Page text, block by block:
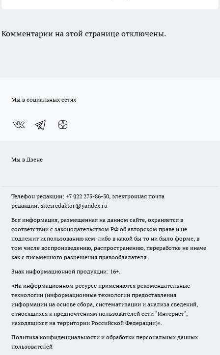
Комментарии на этой странице отключены.
Мы в социальных сетях
Мы в Дзене
Телефон редакции: +7 922 275-86-30, электронная почта
редакции: sitesredaktor@yandex.ru
Вся информация, размещенная на данном сайте, охраняется в
соответствии с законодательством РФ об авторском праве и не
подлежит использованию кем-либо в какой бы то ни было форме, в
том числе воспроизведению, распространению, переработке не иначе
как с письменного разрешения правообладателя.
Знак информационной продукции: 16+.
«На информационном ресурсе применяются рекомендательные
технологии (информационные технологии предоставления
информации на основе сбора, систематизации и анализа сведений,
относящихся к предпочтениям пользователей сети "Интернет",
находящихся на территории Российской Федерации)».
Политика конфиденциальности и обработки персональных данных
пользователей